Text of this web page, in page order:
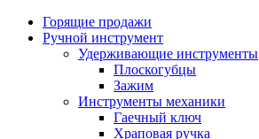
Горящие продажи
Ручной инструмент
Удерживающие инструменты
Плоскогубцы
Зажим
Инструменты механики
Гаечный ключ
Храповая ручка